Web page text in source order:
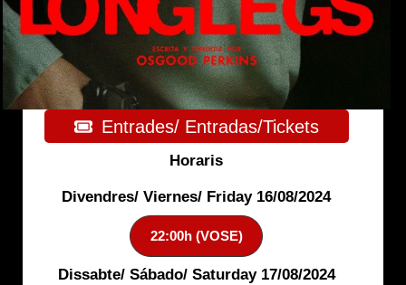
Entrades/ Entradas/Tickets
Horaris
Divendres/ Viernes/ Friday 16/08/2024
22:00h (VOSE)
Dissabte/ Sábado/ Saturday 17/08/2024